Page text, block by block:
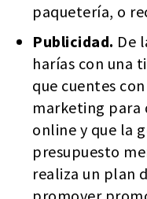
paquetería, o
Publicidad. De
harías con una
que cuentes
marketing para
online y que la
presupuesto
realiza un plan